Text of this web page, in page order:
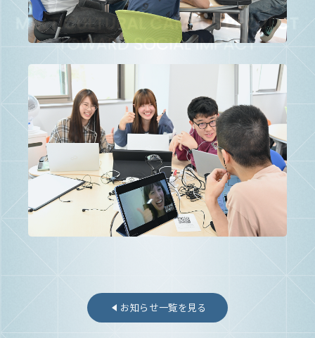
お知らせ一覧を見る